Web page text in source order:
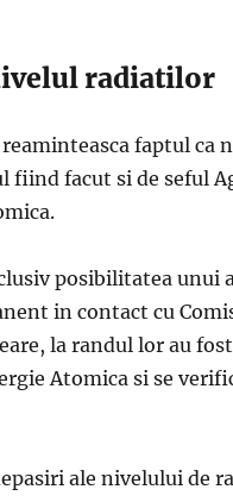
radiatilor
faptul ca
fiind facut si de seful
posibilitatea unui
in contact cu
la randul lor au
Atomica si se
ale nivelului de